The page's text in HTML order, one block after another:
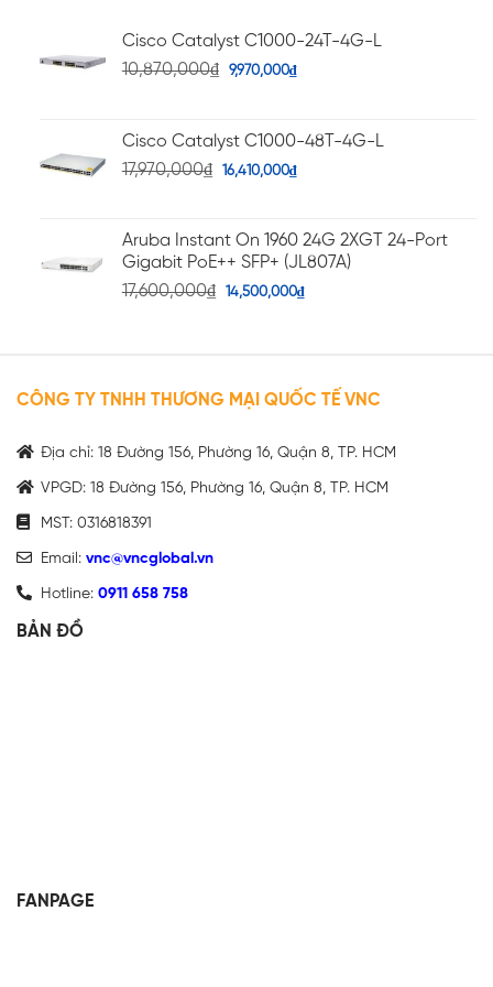
Cisco Catalyst C1000-24T-4G-L
10,870,000₫ 9,970,000₫
Cisco Catalyst C1000-48T-4G-L
17,970,000₫ 16,410,000₫
Aruba Instant On 1960 24G 2XGT 24-Port
Gigabit PoE++ SFP+ (JL807A)
17,600,000₫ 14,500,000₫
CÔNG TY TNHH THƯƠNG MẠI QUỐC TẾ VNC
Địa chỉ: 18 Đường 156, Phường 16, Quận 8, TP. HCM
VPGD: 18 Đường 156, Phường 16, Quận 8, TP. HCM
MST: 0316818391
Email: vnc@vncglobal.vn
Hotline: 0911 658 758
BẢN ĐỒ
FANPAGE